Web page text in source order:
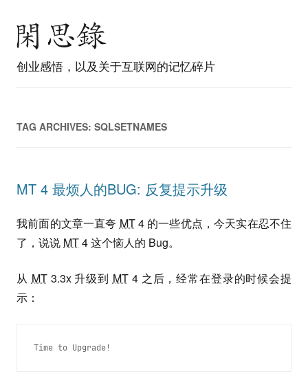
创业感悟，以及关于互联网的记忆碎片
TAG ARCHIVES: SQLSETNAMES
MT 4 最烦人的BUG: 反复提示升级
我前面的文章一直夸 MT4 的一些优点，今天实在忍不住
了，说说 MT4 这个恼人的 Bug。
从 MT3.3x 升级到 MT4 之后，经常在登录的时候会提
示：
Time to Upgrade!